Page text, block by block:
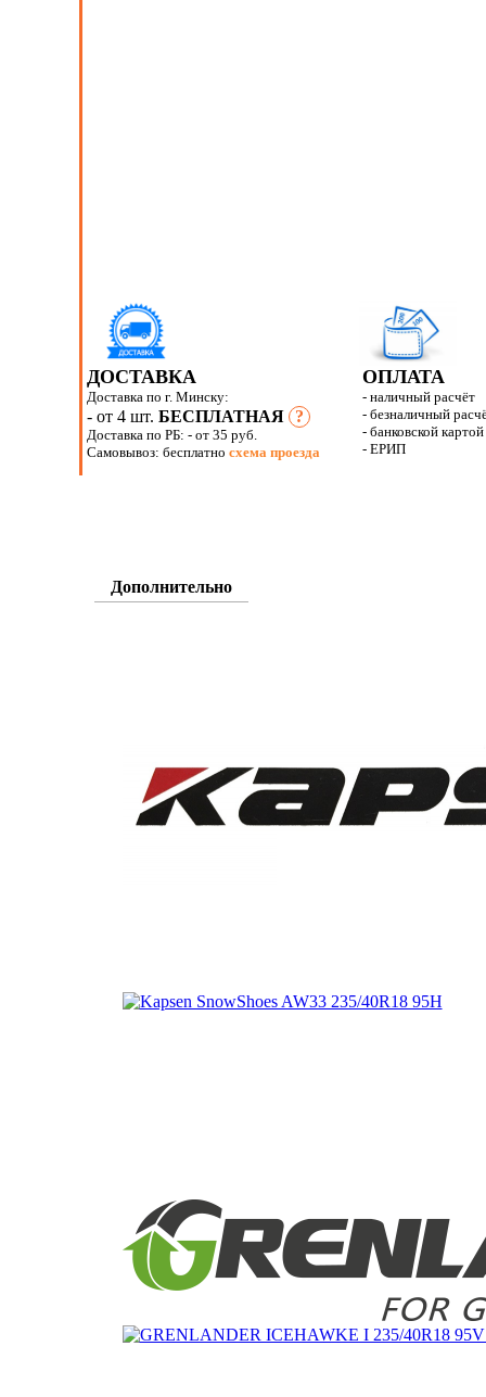
ДОСТАВКА
Доставка по г. Минску:
- от 4 шт.БЕСПЛАТНАЯ ?
Доставка по РБ:- от 35 руб.
Самовывоз: бесплатносхема проезда
ОПЛАТА
- наличный расчёт
- безналичный
- банковской картой
- ЕРИП
Дополнительно